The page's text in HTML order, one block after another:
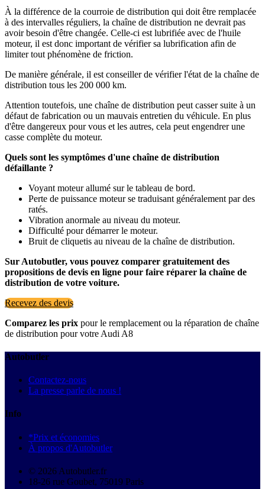
À la différence de la courroie de distribution qui doit être remplacée
à des intervalles réguliers, la chaîne de distribution ne devrait pas
avoir besoin d'être changée. Celle-ci est lubrifiée avec de l'huile
moteur, il est donc important de vérifier sa lubrification afin de
limiter tout phénomène de friction.
De manière générale, il est conseiller de vérifier l'état de la chaîne de
distribution tous les 200 000 km.
Attention toutefois, une chaîne de distribution peut casser suite à un
défaut de fabrication ou un mauvais entretien du véhicule. En plus
d'être dangereux pour vous et les autres, cela peut engendrer une
casse complète du moteur.
Quels sont les symptômes d'une chaîne de distribution
défaillante ?
Voyant moteur allumé sur le tableau de bord.
Perte de puissance moteur se traduisant généralement par des
ratés.
Vibration anormale au niveau du moteur.
Difficulté pour démarrer le moteur.
Bruit de cliquetis au niveau de la chaîne de distribution.
Sur Autobutler, vous pouvez comparer gratuitement des
propositions de devis en ligne pour faire réparer la chaîne de
distribution de votre voiture.
Recevez des devis
Comparez les prix pour le remplacement ou la réparation de chaîne
de distribution pour votre Audi A8
Autobutler
Contactez-nous
La presse parle de nous !
Info
*Prix et économies
À propos d'Autobutler
© 2026 Autobutler.fr
18-26 rue Goubet, 75019 Paris